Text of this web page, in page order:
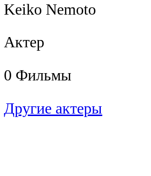
Keiko Nemoto
Актер
0 Фильмы
Другие актеры